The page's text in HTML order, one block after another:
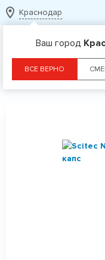
Краснодар
Ваш город
ВСЕ ВЕРНО